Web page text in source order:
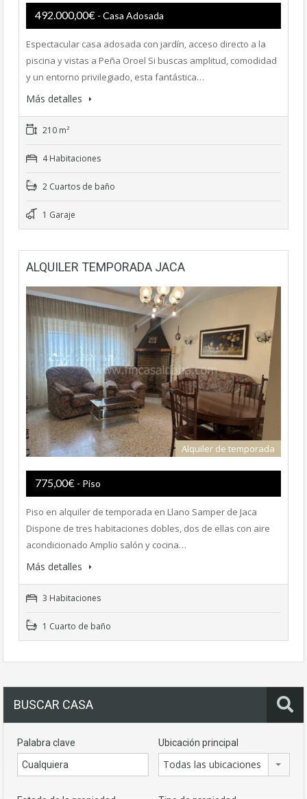
492.000,00€ - Casa Adosada
Espectacular casa adosada con jardín, acceso directo a la
piscina y vistas a Peña Oroel Si buscas amplitud, comodidad
y un entorno privilegiado, esta fantástica…
Más detalles
210 m²
4 Habitaciones
2 Cuartos de baño
1 Garaje
ALQUILER TEMPORADA JACA
Alquiler de temporada
775,00€ - Piso
Piso en alquiler de temporada en Llano Samper de Jaca
Dispone de tres habitaciones dobles, dos de ellas con aire
acondicionado Amplio salón y cocina…
Más detalles
3 Habitaciones
1 Cuarto de baño
BUSCAR CASA
Palabra clave Ubicación principal
Todas las ubicaciones